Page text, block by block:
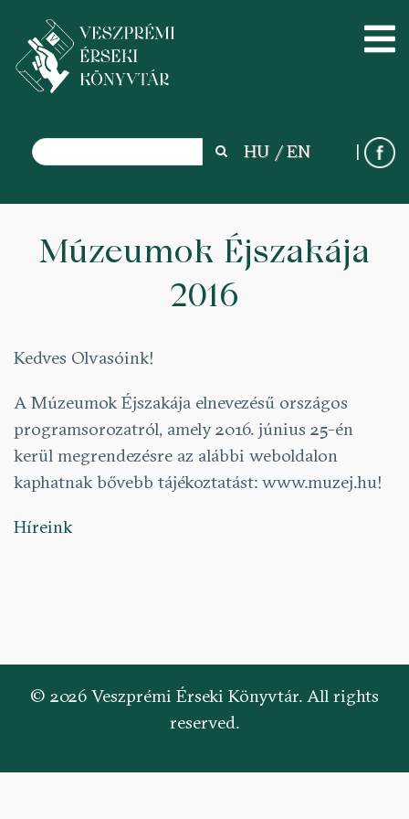
tartalomra
Search
Search HU EN
Múzeumok Éjszakája
2016
Kedves Olvasóink!
A Múzeumok Éjszakája elnevezésű országos
programsorozatról, amely 2016. június 25-én
kerül megrendezésre az alábbi weboldalon
kaphatnak bővebb tájékoztatást: www.muzej.hu!
Híreink
© 2026 Veszprémi Érseki Könyvtár. All rights
reserved.